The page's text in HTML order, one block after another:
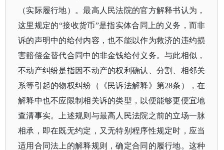
（实际履行地）。最高人民法院的官方解释书认为，
这里规定的“接收货币”是指实体合同上的义务，而非
诉的声明中的给付内容，也不能以作为救济的违约损
害赔偿金替代合同中的非金钱给付义务。与此相似，
不动产纠纷是指因不动产的权利确认、分割、相邻关
系等引起的物权纠纷（《民诉法解释》第28条），在
解释中也不应限制相关诉的类型，以便能够更便宜地
查清事实。上述规则与最高人民法院之前的立场一脉
相承，即在既无约定，又无特别程序性规定时，应当
适用合同法上的解释规则，确定合同的履行地。这种